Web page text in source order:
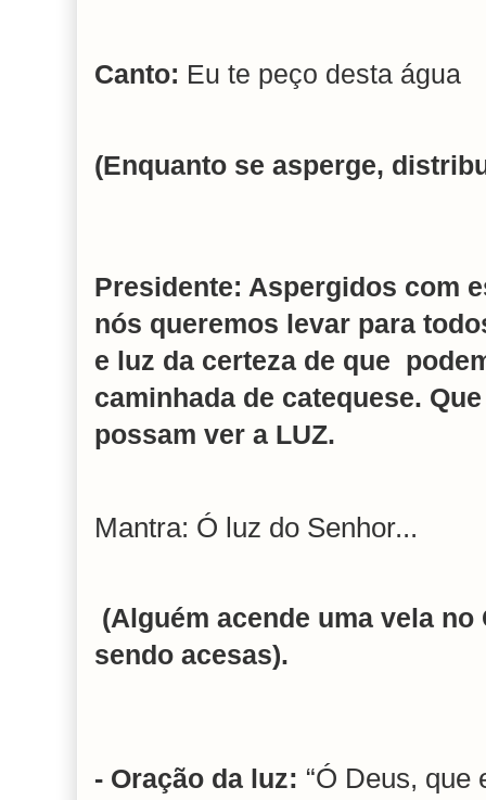
Canto: Eu te peço desta água
(Enquanto se asperge,
Presidente: Aspergidos com
nós queremos levar para
e luz da certeza de que
caminhada de catequese.
possam ver a LUZ.
Mantra: Ó luz do Senhor...
(Alguém acende uma vela
sendo acesas).
- Oração da luz: “Ó Deus, que